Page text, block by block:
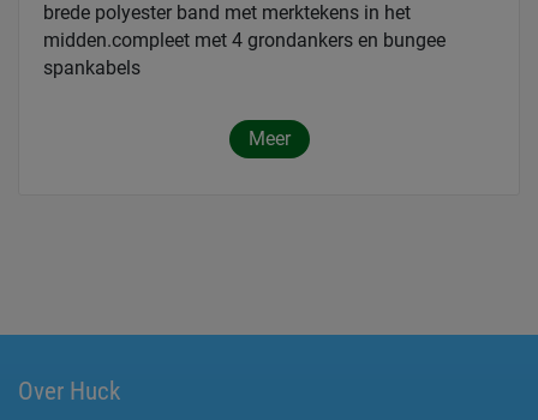
brede polyester band met merktekens in het
midden.compleet met 4 grondankers en bungee
spankabels
Meer
Over Huck